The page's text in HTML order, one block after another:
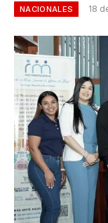
NACIONALES 18